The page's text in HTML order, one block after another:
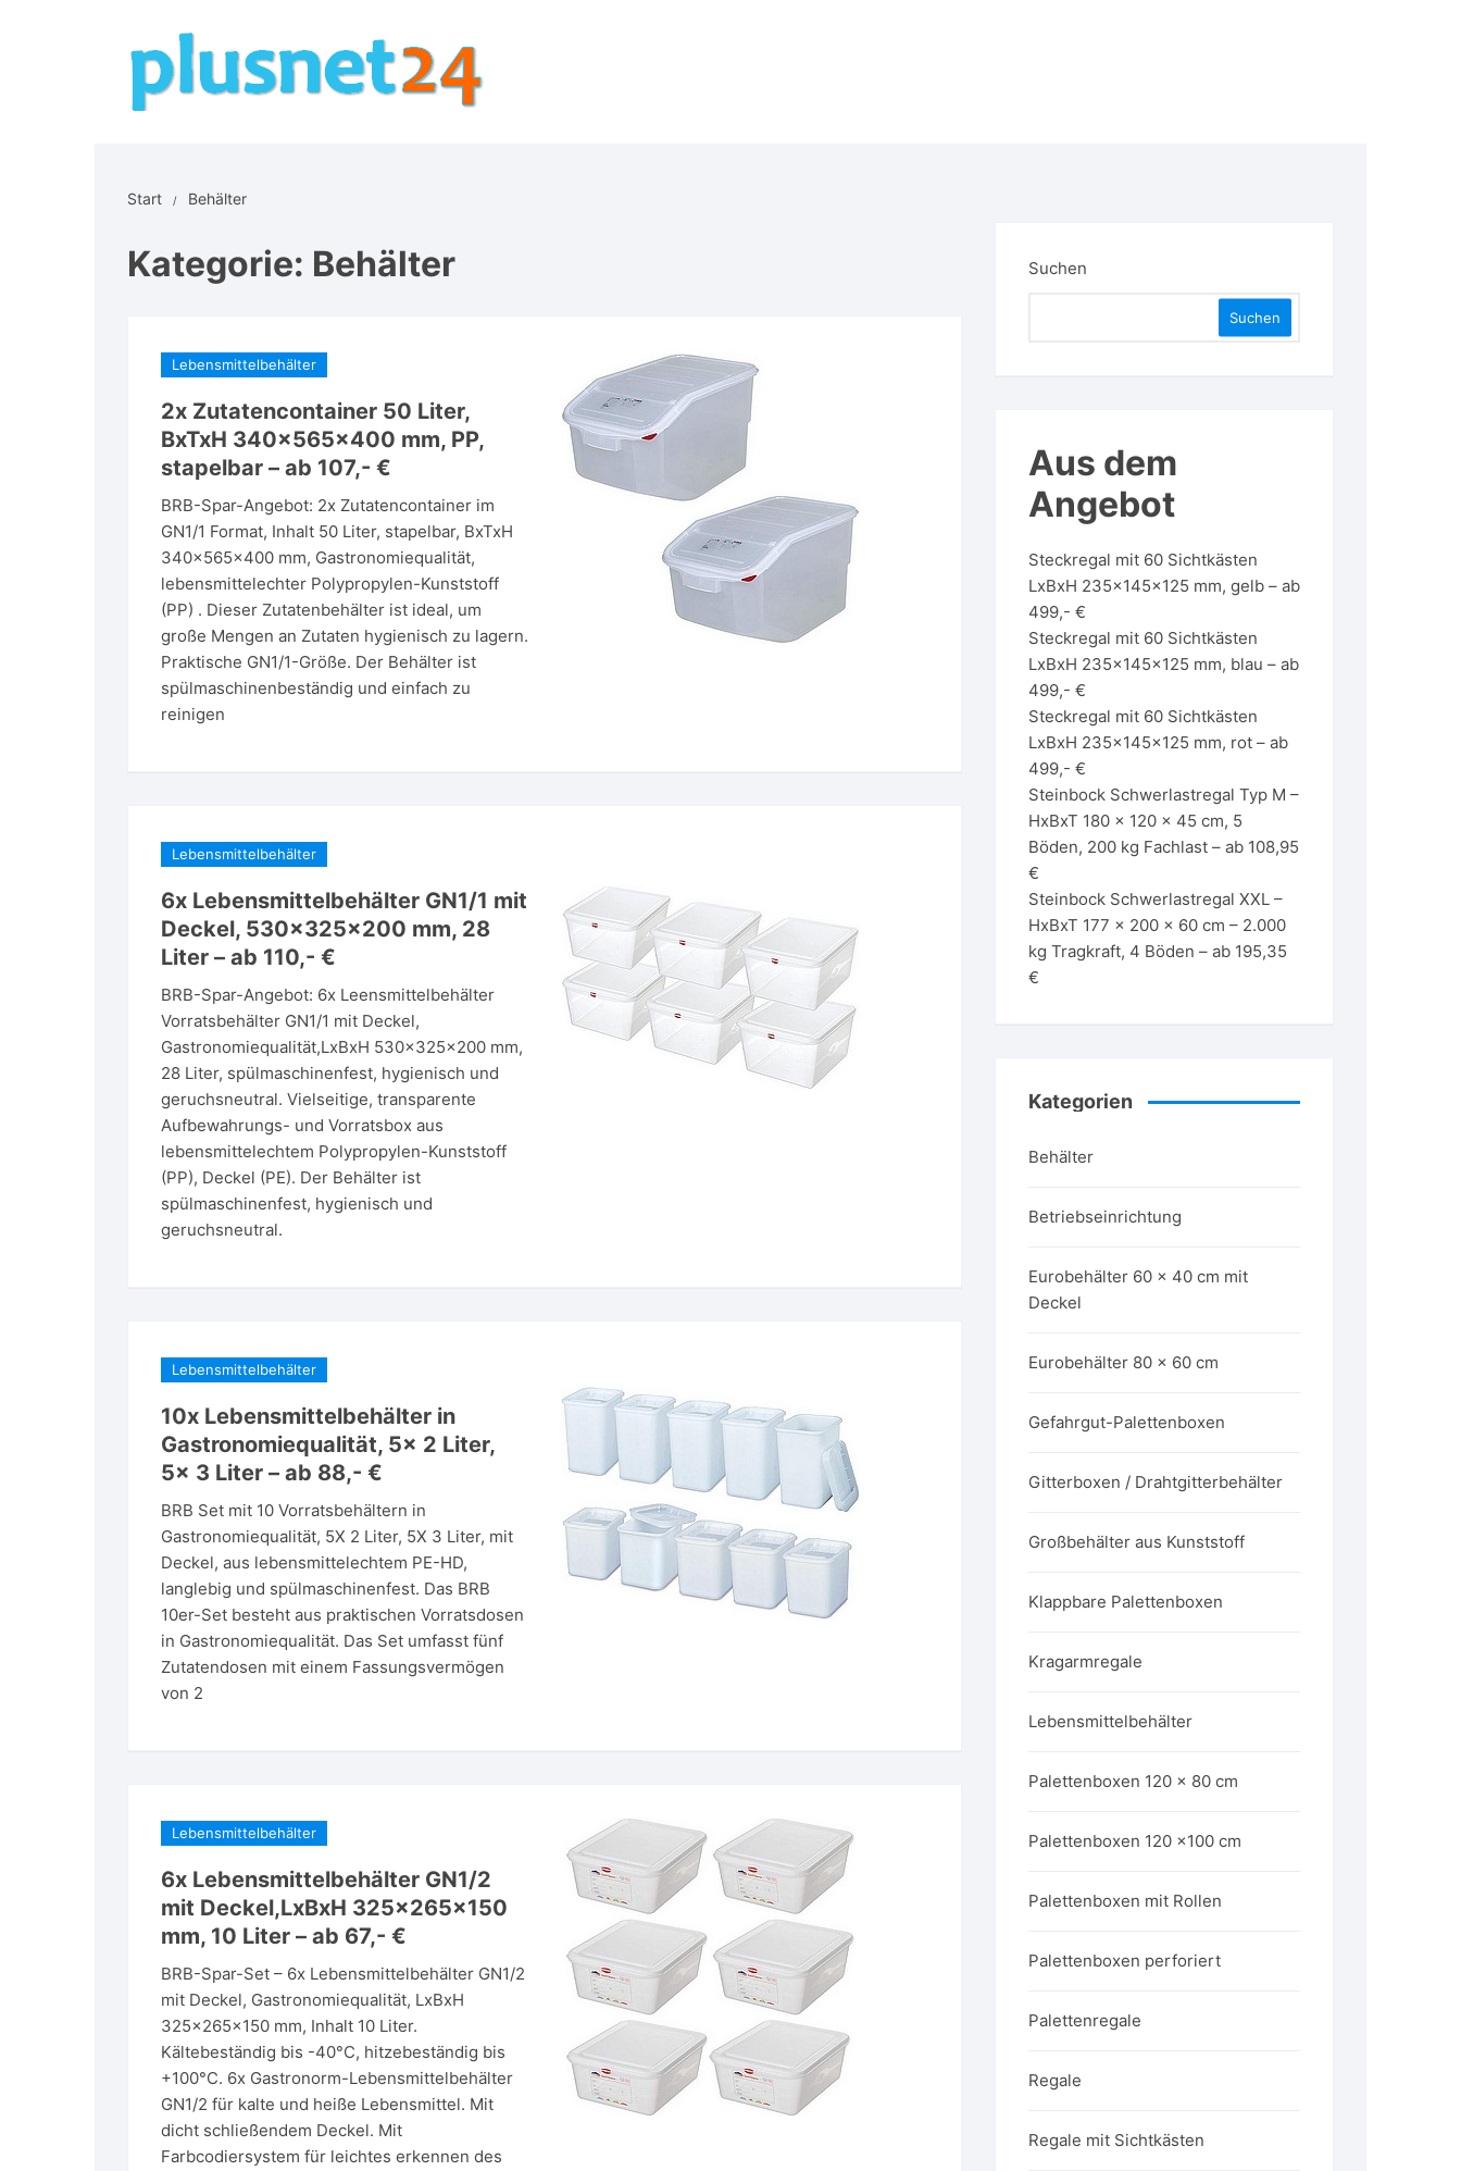
springen
Start Behälter
Kategorie: Behälter
Lebensmittelbehälter
2x Zutatencontainer 50 Liter,
BxTxH 340x565x400 mm, PP,
stapelbar – ab 107,- €
BRB-Spar-Angebot: 2x Zutatencontainer im
GN1/1 Format, Inhalt 50 Liter, stapelbar, BxTxH
340x565x400 mm, Gastronomiequalität,
lebensmittelechter Polypropylen-Kunststoff
(PP) . Dieser Zutatenbehälter ist ideal, um
große Mengen an Zutaten hygienisch zu lagern.
Praktische GN1/1-Größe. Der Behälter ist
spülmaschinenbeständig und einfach zu
reinigen
Lebensmittelbehälter
6x Lebensmittelbehälter GN1/1 mit
Deckel, 530x325x200 mm, 28
Liter – ab 110,- €
BRB-Spar-Angebot: 6x Leensmittelbehälter
Vorratsbehälter GN1/1 mit Deckel,
Gastronomiequalität,LxBxH 530x325x200 mm,
28 Liter, spülmaschinenfest, hygienisch und
geruchsneutral. Vielseitige, transparente
Aufbewahrungs- und Vorratsbox aus
lebensmittelechtem Polypropylen-Kunststoff
(PP), Deckel (PE). Der Behälter ist
spülmaschinenfest, hygienisch und
geruchsneutral.
Lebensmittelbehälter
10x Lebensmittelbehälter in
Gastronomiequalität, 5x 2 Liter,
5x 3 Liter – ab 88,- €
BRB Set mit 10 Vorratsbehältern in
Gastronomiequalität, 5X 2 Liter, 5X 3 Liter, mit
Deckel, aus lebensmittelechtem PE-HD,
langlebig und spülmaschinenfest. Das BRB
10er-Set besteht aus praktischen Vorratsdosen
in Gastronomiequalität. Das Set umfasst fünf
Zutatendosen mit einem Fassungsvermögen
von 2
Lebensmittelbehälter
6x Lebensmittelbehälter GN1/2
mit Deckel,LxBxH 325x265x150
mm, 10 Liter – ab 67,- €
BRB-Spar-Set – 6x Lebensmittelbehälter GN1/2
mit Deckel, Gastronomiequalität, LxBxH
325x265x150 mm, Inhalt 10 Liter.
Kältebeständig bis -40°C, hitzebeständig bis
+100°C. 6x Gastronorm-Lebensmittelbehälter
GN1/2 für kalte und heiße Lebensmittel. Mit
dicht schließendem Deckel. Mit
Farbcodiersystem für leichtes erkennen des
Suchen
Suchen
Aus dem
Angebot
Steckregal mit 60 Sichtkästen
LxBxH 235x145x125 mm, gelb – ab
499,- €
Steckregal mit 60 Sichtkästen
LxBxH 235x145x125 mm, blau – ab
499,- €
Steckregal mit 60 Sichtkästen
LxBxH 235x145x125 mm, rot – ab
499,- €
Steinbock Schwerlastregal Typ M –
HxBxT 180 x 120 x 45 cm, 5
Böden, 200 kg Fachlast – ab 108,95
€
Steinbock Schwerlastregal XXL –
HxBxT 177 x 200 x 60 cm – 2.000
kg Tragkraft, 4 Böden – ab 195,35
€
Kategorien
Behälter
Betriebseinrichtung
Eurobehälter 60 x 40 cm mit
Deckel
Eurobehälter 80 x 60 cm
Gefahrgut-Palettenboxen
Gitterboxen / Drahtgitterbehälter
Großbehälter aus Kunststoff
Klappbare Palettenboxen
Kragarmregale
Lebensmittelbehälter
Palettenboxen 120 x 80 cm
Palettenboxen 120 x100 cm
Palettenboxen mit Rollen
Palettenboxen perforiert
Palettenregale
Regale
Regale mit Sichtkästen